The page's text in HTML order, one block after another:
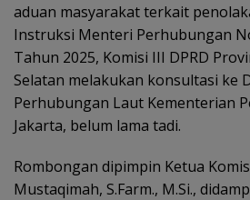
aduan masyarakat terkait
Instruksi Menteri Perhubungan
Tahun 2025, Komisi III DPRD
Selatan melakukan konsultasi ke
Perhubungan Laut Kementerian
Jakarta, belum lama tadi.
Rombongan dipimpin Ketua
Mustaqimah, S.Farm., M.Si.,